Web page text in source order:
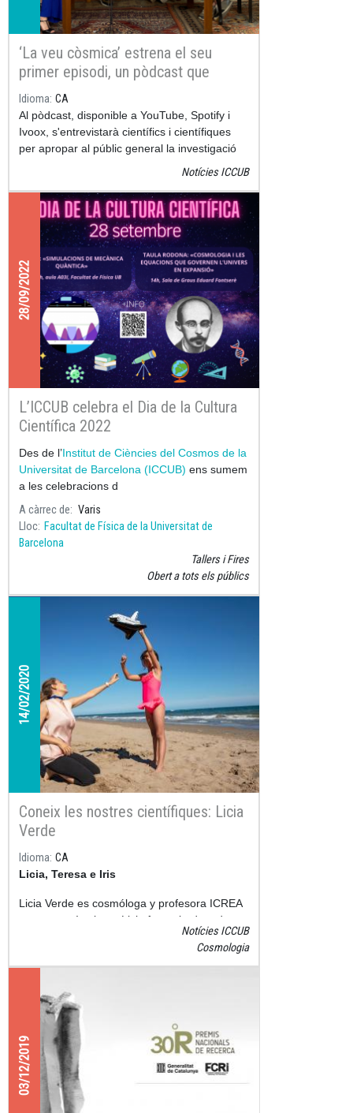
‘La veu còsmica’ estrena el seu
primer episodi, un pòdcast que
entrellaça ciència i art
Idioma CA
Al pòdcast, disponible a YouTube, Spotify i
Ivoox, s'entrevistarà científics i científiques
per apropar al públic general la investigació
Notícies ICCUB
28/09/2022
L’ICCUB celebra el Dia de la Cultura
Científica 2022
Des de l’Institut de Ciències del Cosmos de la
Universitat de Barcelona (ICCUB) ens sumem
a les celebracions d
A càrrec de
Varis
Lloc Facultat de Física de la Universitat de
Barcelona
Tallers i Fires
Obert a tots els públics
14/02/2020
Coneix les nostres científiques: Licia
Verde
Idioma CA
Licia, Teresa e Iris
Licia Verde es cosmóloga y profesora ICREA
en nuestro Instituto. Licia fue galardonada
Premio Nacional de Recerca 2019que
otorga la Fundación Catalana per a la
Recerca en colaboración con la Generalitat
Notícies ICCUB
Cosmologia
03/12/2019